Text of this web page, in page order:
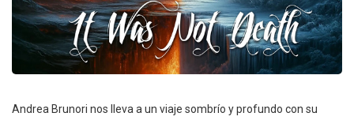
Andrea Brunori nos lleva a un viaje sombrío y profundo con su